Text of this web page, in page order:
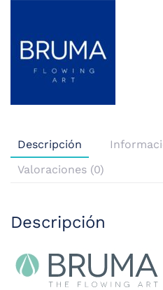
Descripción
Valoraciones (0)
Descripción